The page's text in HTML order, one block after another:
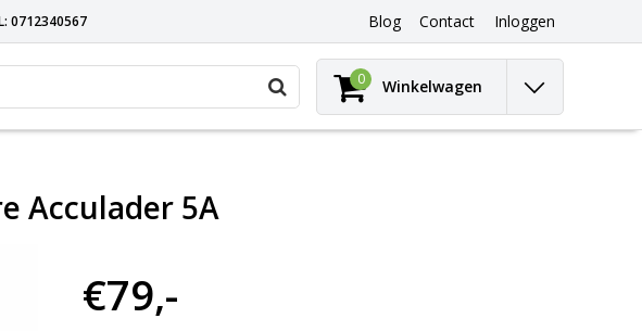
0712340567 Blog Contact Inloggen
Gebruik
pijltjes
op
0 Winkelwagen
Acculader 5A
€79,-